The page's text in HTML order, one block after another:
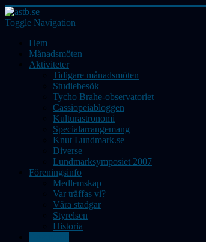
Toggle Navigation
Hem
Månadsmöten
Aktiviteter
Tidigare månadsmöten
Studiebesök
Tycho Brahe-observatoriet
Cassiopeiabloggen
Kulturastronomi
Specialarrangemang
Knut Lundmark.se
Diverse
Lundmarksymposiet 2007
Föreningsinfo
Medlemskap
Var träffas vi?
Våra stadgar
Styrelsen
Historia